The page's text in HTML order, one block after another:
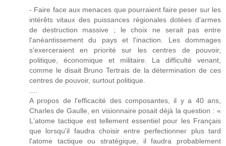
- Faire face aux menaces que pourraient faire peser sur les
intérêts vitaux des puissances régionales dotées d'armes
de destruction massive ; le choix ne serait pas entre
l'anéantissement du pays et l'inaction. Les dommages
s'exerceraient en priorité sur les centres de pouvoir,
politique, économique et militaire. La difficulté venant,
comme le disait Bruno Tertrais de la détermination de ces
centres de pouvoir, surtout politique.
A propos de l'efficacité des composantes, il y a 40 ans,
Charles de Gaulle, en visionnaire posait déjà la question : «
L'atome tactique est tellement essentiel pour les Français
que lorsqu'il faudra choisir entre perfectionner plus tard
l'atome tactique ou stratégique, il faudra probablement